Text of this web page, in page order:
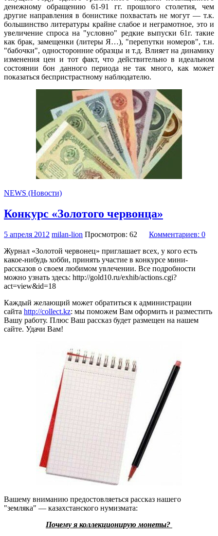
денежному обращению 61-91 гг. прошлого столетия, чем
другие направления в бонистике похвастать не могут — т.к.
большинство литературы крайне слабое и неграмотное, это и
увеличение спроса на "условно" редкие выпуски 61г. такие
как брак, замещенки (литеры Я…), "перепутки номеров", т.н.
"бабочки", односторонние образцы и т.д. Влияет на динамику
изменения цен и тот факт, что действительно в идеальном
состоянии бон данного периода не так много, как может
показаться беспристрастному наблюдателю.
NEWS (Новости)
Конкурс «Золотого червонца»
5 апреля 2012 milan-lion Просмотров: 62 Комментариев: 0
Журнал «Золотой червонец» приглашает всех, у кого есть
какое-нибудь хобби, принять участие в конкурсе мини-
рассказов о своем любимом увлечении. Все подробности
можно узнать здесь: http://gold10.ru/exhib/actions.cgi?
act=view&id=18
Каждый желающий может обратиться к администрации
сайта http://collect.kz: мы поможем Вам оформить и разместить
Вашу работу. Плюс Ваш рассказ будет размещен на нашем
сайте. Удачи Вам!
Вашему вниманию предостовляеться рассказ нашего
"земляка" — казахстанского нумизмата:
Почему я коллекционирую монеты?